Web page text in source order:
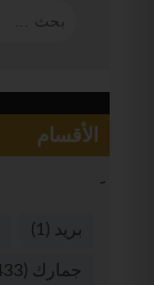
الأقسام
بريد (1)
جمارك (433)